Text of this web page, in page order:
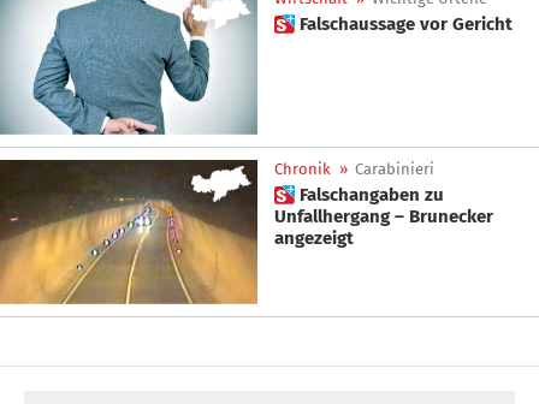
 Falschaussage vor Gericht
Chronik » Carabinieri
 Falschangaben zu
Unfallhergang – Brunecker
angezeigt